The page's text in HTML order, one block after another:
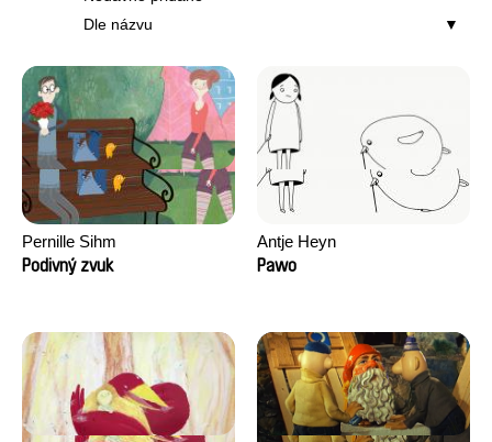
Dle názvu
Pernille Sihm
Podivný zvuk
Antje Heyn
Pawo